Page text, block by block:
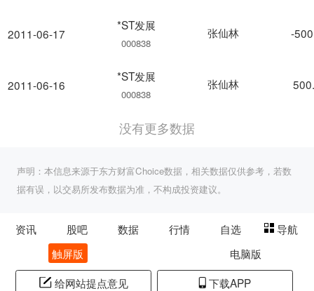
2011-06-17
2011-06-16
*ST发展
000838
张仙林 -
*ST发展
000838
张仙林
没有更多数据
声明：本信息来源于东方财富Choice数据，相关数据仅供参考，若数
据有误，以交易所发布数据为准，不构成投资建议。
资讯 股吧 数据 行情 自选
导航
触屏版
电脑版
给网站提点意见
下载APP